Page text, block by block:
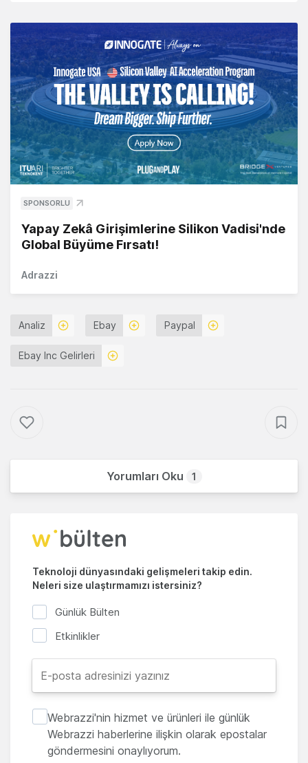
SPONSORLU
Yapay Zekâ Girişimlerine Silikon Vadisi'nde
Global Büyüme Fırsatı!
Adrazzi
Analiz Ebay Paypal
Ebay Inc Gelirleri
Yorumları Oku 1
Teknoloji dünyasındaki gelişmeleri takip edin.
Neleri size ulaştırmamızı istersiniz?
Günlük Bülten
Etkinlikler
Webrazzi'nin hizmet ve ürünleri ile günlük
Webrazzi haberlerine ilişkin olarak epostalar
göndermesini onaylıyorum.